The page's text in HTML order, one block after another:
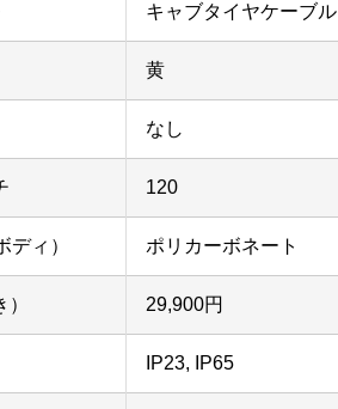
キャブタイヤケーブル
黄
なし
120
ディ） ポリカーボネート
29,900円
IP23, IP65